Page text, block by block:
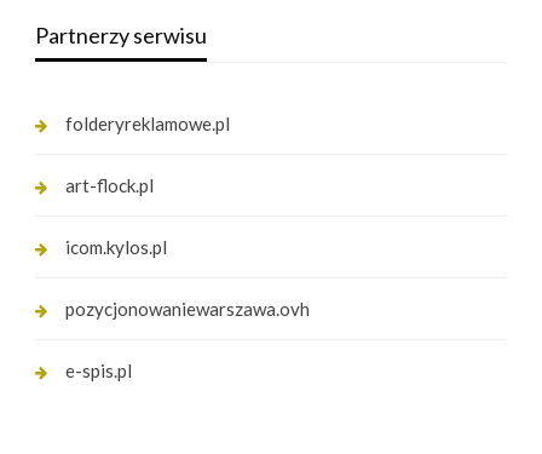
Partnerzy serwisu
folderyreklamowe.pl
art-flock.pl
icom.kylos.pl
pozycjonowaniewarszawa.ovh
e-spis.pl